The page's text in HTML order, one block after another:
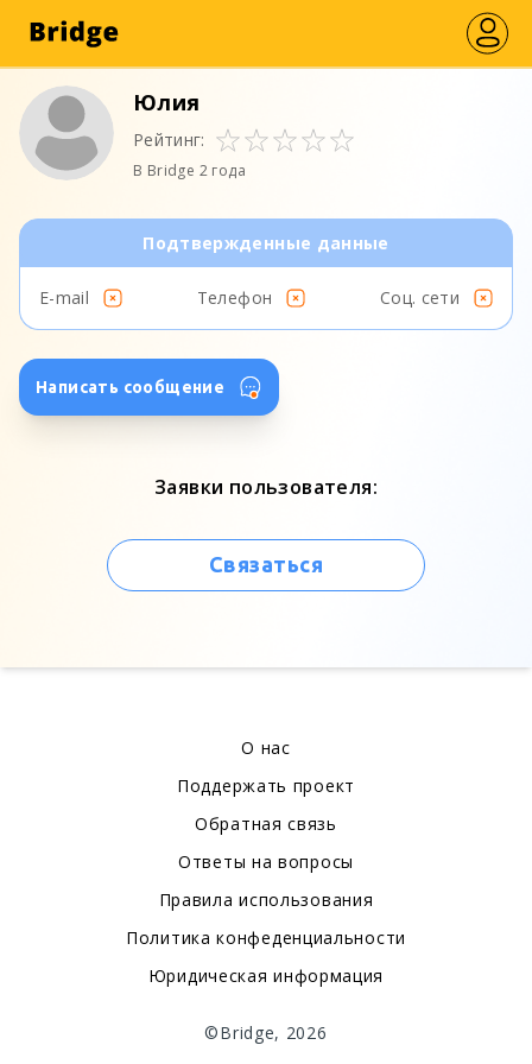
Юлия
Рейтинг:
В Bridge 2 года
Подтвержденные данные
E-mail Телефон Соц. сети
Написать сообщение
Заявки пользователя:
Связаться
О нас
Поддержать проект
Обратная связь
Ответы на вопросы
Правила использования
Политика конфеденциальности
Юридическая информация
©Bridge, 2026